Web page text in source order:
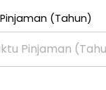
(Tahun)